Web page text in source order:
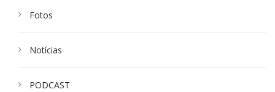
Fotos
Notícias
PODCAST